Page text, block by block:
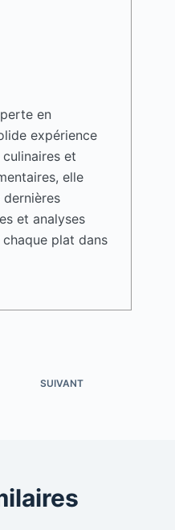
en
expérience
et
elle
et analyses
plat dans
SUIVANT